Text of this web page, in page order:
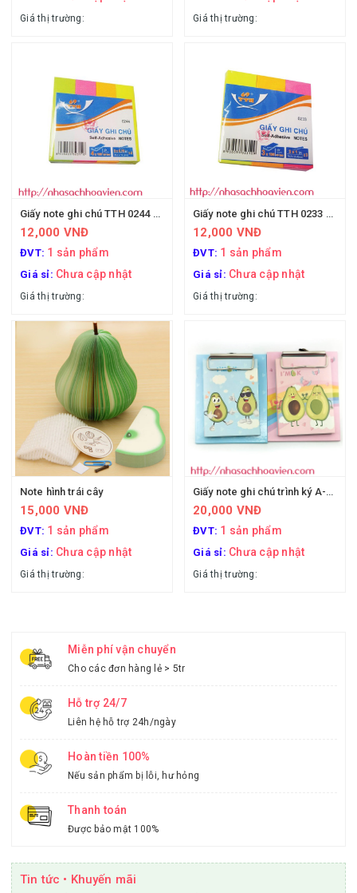
Giá thị trường: Giá thị trường:
Giấy note ghi chú TTH 0244 4 màu
12,000 VNĐ
ĐVT: 1 sản phẩm
Giá sỉ: Chưa cập nhật
Giá thị trường:
Giấy note ghi chú TTH 0233 3 màu
12,000 VNĐ
ĐVT: 1 sản phẩm
Giá sỉ: Chưa cập nhật
Giá thị trường:
Note hình trái cây
15,000 VNĐ
ĐVT: 1 sản phẩm
Giá sỉ: Chưa cập nhật
Giá thị trường:
Giấy note ghi chú trình ký A-603
20,000 VNĐ
ĐVT: 1 sản phẩm
Giá sỉ: Chưa cập nhật
Giá thị trường:
Miễn phí vận chuyển
Cho các đơn hàng lẻ > 5tr
Hỗ trợ 24/7
Liên hệ hỗ trợ 24h/ngày
Hoàn tiền 100%
Nếu sản phẩm bị lỗi, hư hỏng
Thanh toán
Được bảo mật 100%
Tin tức • Khuyến mãi